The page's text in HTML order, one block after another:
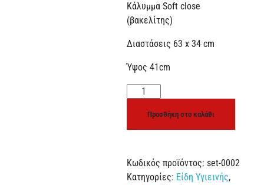
Κάλυμμα Soft close
(βακελίτης)
Διαστάσεις 63 x 34 cm
Ύψος 41cm
Προσθήκη στο καλάθι
Κωδικός προϊόντος: set-0002
Κατηγορίες: Είδη Υγιεινής,